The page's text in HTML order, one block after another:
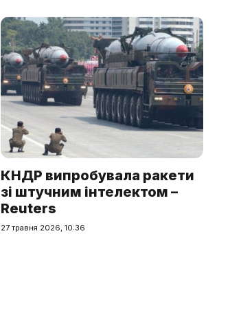
КНДР випробувала ракети
зі штучним інтелектом –
Reuters
27 травня 2026, 10:36